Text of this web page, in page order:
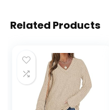
Related Products